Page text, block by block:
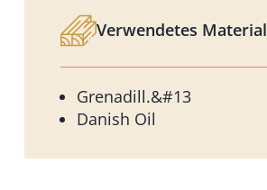
Verwendetes Material
Grenadill.&#13
Danish Oil